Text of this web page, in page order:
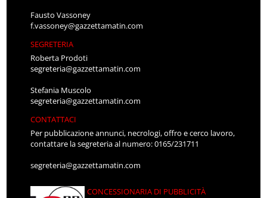
Fausto Vassoney
f.vassoney@gazzettamatin.com
SEGRETERIA
Roberta Prodoti
segreteria@gazzettamatin.com
Stefania Muscolo
segreteria@gazzettamatin.com
CONTATTACI
Per pubblicazione annunci, necrologi, offro e cerco lavoro,
contattare la segreteria al numero: 0165/231711
segreteria@gazzettamatin.com
CONCESSIONARIA DI PUBBLICITÀ